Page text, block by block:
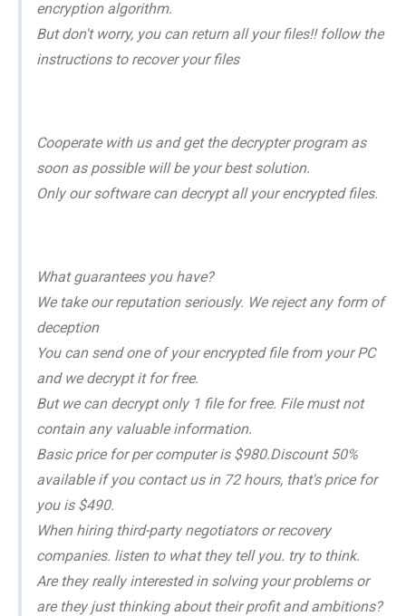
encryption algorithm.
But don't worry, you can return all your files!! follow the
instructions to recover your files
Cooperate with us and get the decrypter program as
soon as possible will be your best solution.
Only our software can decrypt all your encrypted files.
What guarantees you have?
We take our reputation seriously. We reject any form of
deception
You can send one of your encrypted file from your PC
and we decrypt it for free.
But we can decrypt only 1 file for free. File must not
contain any valuable information.
Basic price for per computer is $980.Discount 50%
available if you contact us in 72 hours, that's price for
you is $490.
When hiring third-party negotiators or recovery
companies. listen to what they tell you. try to think.
Are they really interested in solving your problems or
are they just thinking about their profit and ambitions?